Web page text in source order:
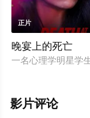
正片
晚宴上的死亡
一名心理学明星学
影片评论